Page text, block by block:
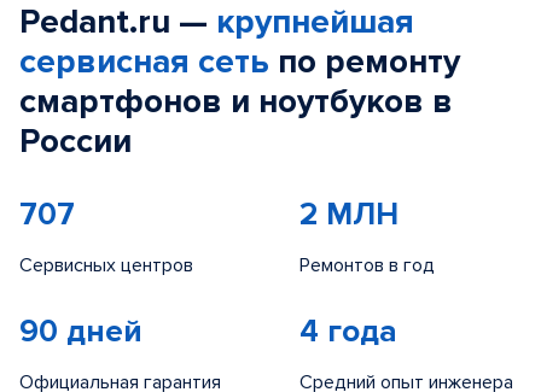
Pedant.ru — крупнейшая
сервисная сеть по ремонту
смартфонов и ноутбуков в
России
707
Сервисных центров
2 МЛН
Ремонтов в год
90 дней
Официальная гарантия
4 года
Средний опыт инженера